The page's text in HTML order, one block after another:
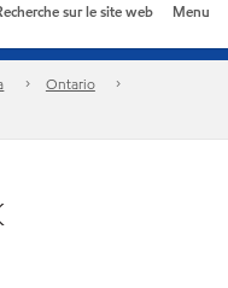
Menu
sur le site web
Ontario